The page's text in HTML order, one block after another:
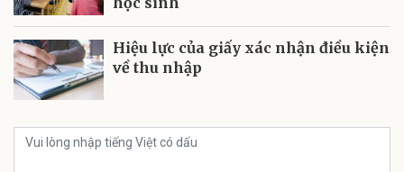
Hiệu lực của giấy xác nhận điều kiện
về thu nhập